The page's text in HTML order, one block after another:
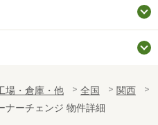
場・倉庫・他 全国
関西
ーチェンジ 物件詳細